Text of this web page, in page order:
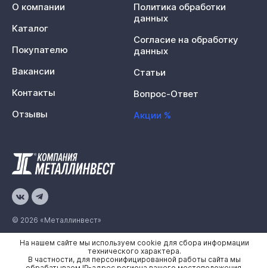
© 2026 «Металлинвест»
Политика конфиденциальности
Карта сайта
О компании
Каталог
Покупателю
Вакансии
Контакты
Отзывы
Политика обработки
данных
Согласие на обработку
данных
Статьи
Вопрос-Ответ
Акции %
На нашем сайте мы используем cookie для сбора информации
технического характера.
В частности, для персонифицированной работы сайта мы